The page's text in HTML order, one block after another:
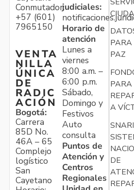
Conmutador:
+57 (601)
7965150
VENTA
NILLA
ÚNICA
DE
RADIC
ACIÓN
Bogotá:
Carrera
85D No.
46A – 65
Complejo
logístico
San
Cayetano
judiciales:
Horario de
atención
Lunes a
viernes
8:00 a.m. –
6:00 p.m.
Sábado,
Domingo y
Festivos
Auto
consulta
Puntos de
Atención y
Centros
Regionales
PAZ
A
DE